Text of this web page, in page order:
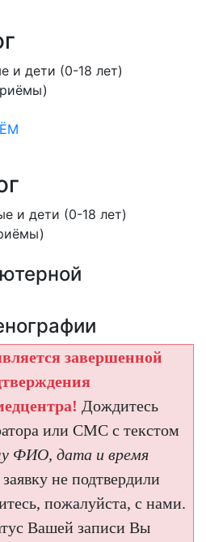
и дети (0-18 лет)
и дети (0-18 лет)
завершенной
Дождитесь
или СМС с текстом
ФИО, дата и время
не подтвердили
пожалуйста, с нами.
Вашей записи Вы